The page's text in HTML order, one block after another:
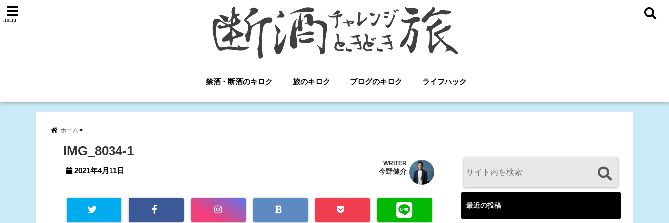
menu
禁酒・断酒のキロク 旅のキロク ブログのキロク ライフハック
ホーム
IMG_8034-1
2021年4月11日
WRITER
今野健介
最近の投稿